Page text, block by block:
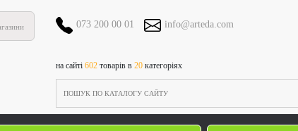
073 200 00 01 info@arteda.com
на сайті 602 товарів в 20 категоріях